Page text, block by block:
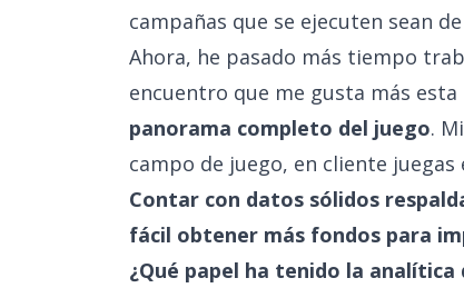
campañas que se ejecuten sean
Ahora, he pasado más tiempo
encuentro que me gusta más
panorama completo del juego.
campo de juego, en cliente
Contar con datos sólidos
fácil obtener más fondos para
¿Qué papel ha tenido la